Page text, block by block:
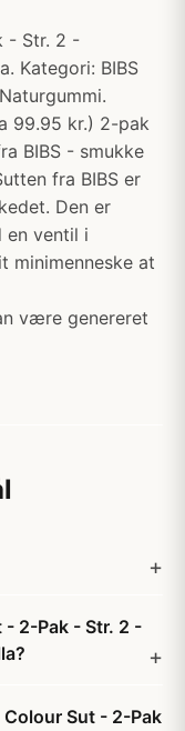
- Str. 2 -
Kategori: BIBS
99.95 kr.) 2-pak
BIBS - smukke
fra BIBS er
Den er
en ventil i
minimenneske at
være genereret
- 2-Pak - Str. 2 -
Sut - 2-Pak